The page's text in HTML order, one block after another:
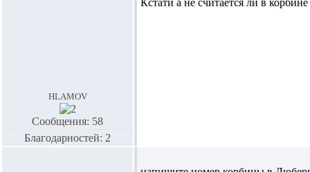
hlamov
Сообщения: 58
Благодарностей: 2
Кстати а не считается ли в